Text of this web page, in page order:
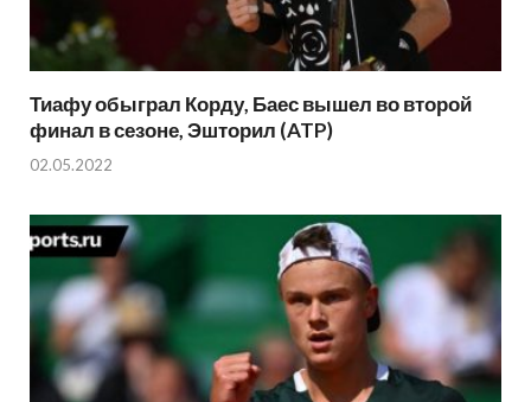
Тиафу обыграл Корду, Баес вышел во второй
финал в сезоне, Эшторил (ATP)
02.05.2022